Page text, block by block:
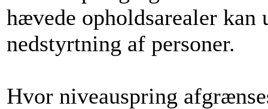
hævede opholdsarealer
nedstyrtning af personer.
Hvor niveauspring